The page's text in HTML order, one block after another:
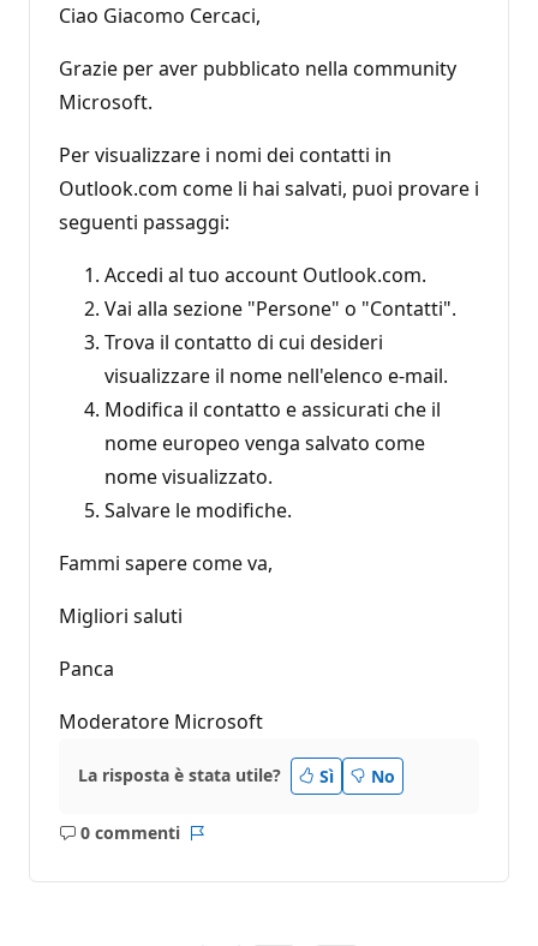
Ciao Giacomo Cercaci,
Grazie per aver pubblicato nella community
Microsoft.
Per visualizzare i nomi dei contatti in
Outlook.com come li hai salvati, puoi provare i
seguenti passaggi:
Accedi al tuo account Outlook.com.
Vai alla sezione "Persone" o "Contatti".
Trova il contatto di cui desideri
visualizzare il nome nell'elenco e-mail.
Modifica il contatto e assicurati che il
nome europeo venga salvato come
nome visualizzato.
Salvare le modifiche.
Fammi sapere come va,
Migliori saluti
Panca
Moderatore Microsoft
La risposta è stata utile? Sì No
0 commenti
Nessun